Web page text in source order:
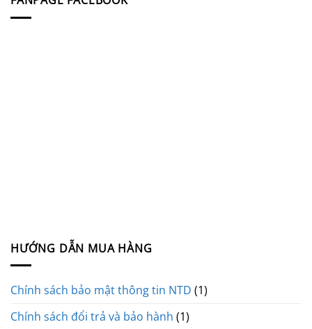
HƯỚNG DẪN MUA HÀNG
Chính sách bảo mật thông tin NTD (1)
Chính sách đổi trả và bảo hành (1)